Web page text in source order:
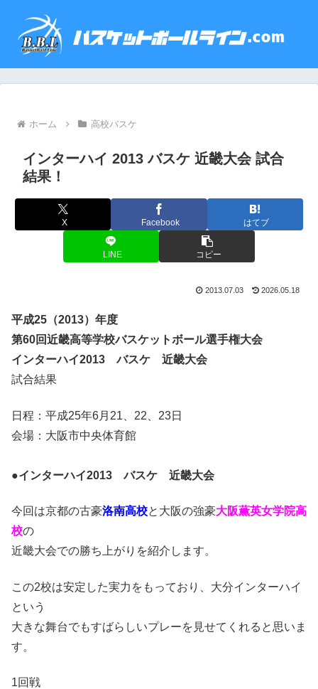
ホーム 高校バスケ
インターハイ 2013 バスケ 近畿大会 試合
結果！
X Facebook はてブ
LINE コピー
2013.07.03 2026.05.18
平成25（2013）年度
第60回近畿高等学校バスケットボール選手権大会
インターハイ2013 バスケ 近畿大会
試合結果
日程：平成25年6月21、22、23日
会場：大阪市中央体育館
●インターハイ2013 バスケ 近畿大会
今回は京都の古豪洛南高校と大阪の強豪大阪薫英女学院高
校の
近畿大会での勝ち上がりを紹介します。
この2校は安定した実力をもっており、大分インターハイ
という
大きな舞台でもすばらしいプレーを見せてくれると思いま
す。
1回戦